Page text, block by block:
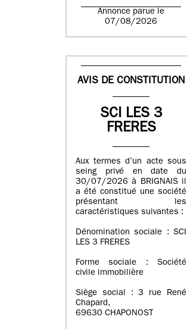
Annonce parue le
07/08/2026
AVIS DE CONSTITUTION
SCI LES 3
FRERES
Aux termes d’un acte sous
seing privé en date du
30/07/2026 à BRIGNAIS il
a été constitué une société
présentant les
caractéristiques suivantes :
Dénomination sociale : SCI
LES 3 FRERES
Forme sociale : Société
civile immobilière
Siège social : 3 rue René
Chapard,
69630 CHAPONOST